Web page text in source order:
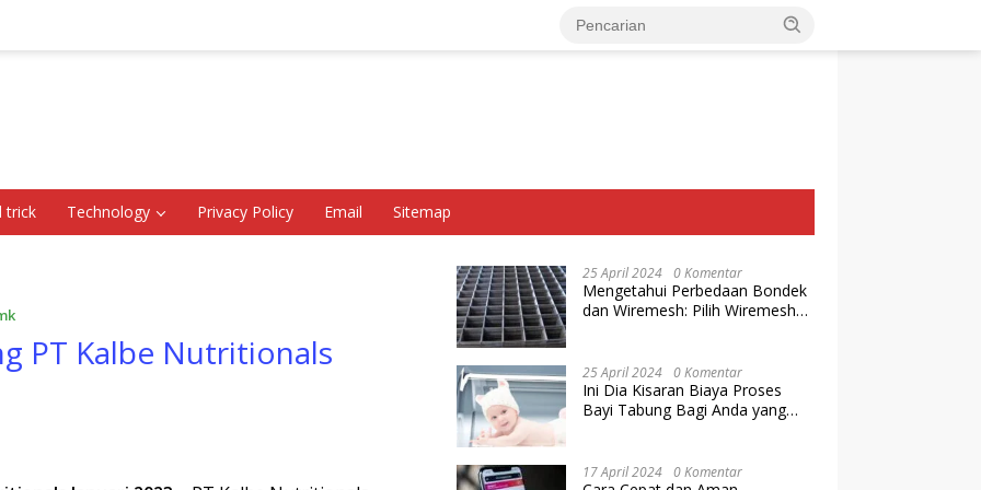
trick Technology Privacy Policy Email Sitemap
PT Kalbe Nutritionals
25 April 2024 0 Komentar
Mengetahui Perbedaan Bondek
dan Wiremesh: Pilih Wiremesh
25 April 2024 0 Komentar
Ini Dia Kisaran Biaya Proses
Bayi Tabung Bagi Anda yang
17 April 2024 0 Komentar